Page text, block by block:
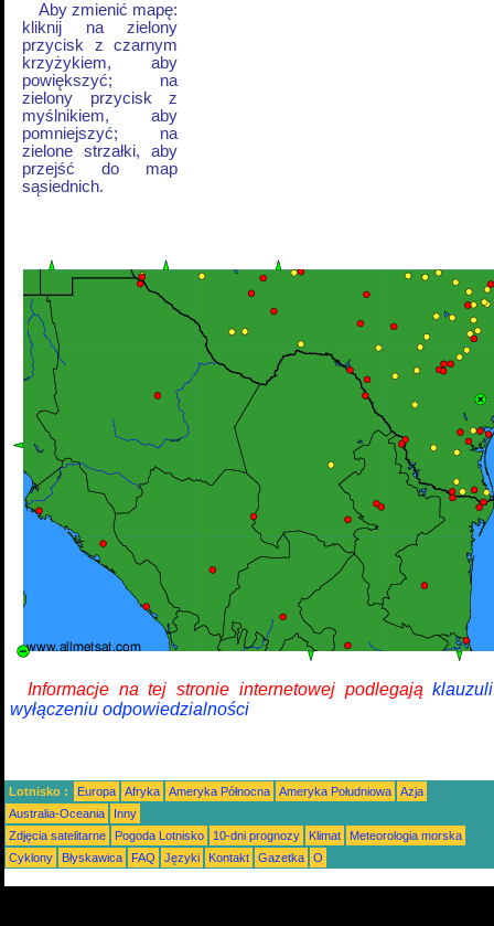
Aby zmienić mapę:
kliknij na zielony
przycisk z czarnym
krzyżykiem, aby
powiększyć; na
zielony przycisk z
myślnikiem, aby
pomniejszyć; na
zielone strzałki, aby
przejść do map
sąsiednich.
Informacje na tej stronie internetowej podlegają
wyłączeniu odpowiedzialności
Lotnisko : Europa Afryka Ameryka Północna Ameryka Południowa
Azja
Australia-Oceania
Inny
Zdjęcia satelitarne
Pogoda Lotnisko 10-dni prognozy Klimat
Meteorologia morska
Cyklony
Błyskawica FAQ Języki Kontakt Gazetka O